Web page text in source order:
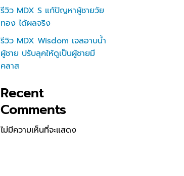
รีวิว MDX S แก้ปัญหาผู้ชายวัย
ทอง ได้ผลจริง
รีวิว MDX Wisdom เจลอาบน้ำ
ผู้ชาย ปรับลุคให้ดูเป็นผู้ชายมี
คลาส
Recent
Comments
ไม่มีความเห็นที่จะแสดง